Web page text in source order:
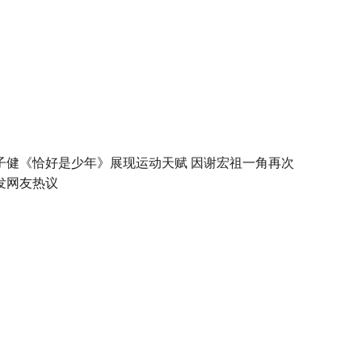
健《恰好是少年》展现运动天赋 因谢宏祖一角再次
网友热议